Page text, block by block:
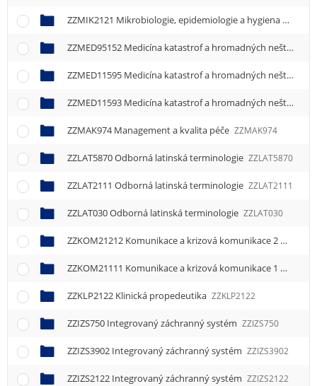
ZZMIK2121 Mikrobiologie, epidemiologie a hygiena
ZZMED95152 Medicína katastrof a hromadných neštěstí 2
ZZMED11595 Medicína katastrof a hromadných neštěstí 1
ZZMED11593 Medicína katastrof a hromadných neštěstí 3
ZZMAK974 Management a kvalita péče ZZMAK974
ZZLAT5870 Odborná latinská terminologie ZZLAT5870
ZZLAT2111 Odborná latinská terminologie ZZLAT2111
ZZLAT030 Odborná latinská terminologie ZZLAT030
ZZKOM21212 Komunikace a krizová komunikace 2
ZZKOM21111 Komunikace a krizová komunikace 1
ZZKLP2122 Klinická propedeutika ZZKLP2122
ZZIZS750 Integrovaný záchranný systém ZZIZS750
ZZIZS3902 Integrovaný záchranný systém ZZIZS3902
ZZIZS2122 Integrovaný záchranný systém ZZIZS2122